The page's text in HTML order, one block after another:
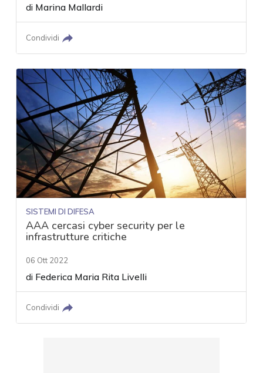
di Marina Mallardi
Condividi
SISTEMI DI DIFESA
AAA cercasi cyber security per le
infrastrutture critiche
06 Ott 2022
di Federica Maria Rita Livelli
Condividi